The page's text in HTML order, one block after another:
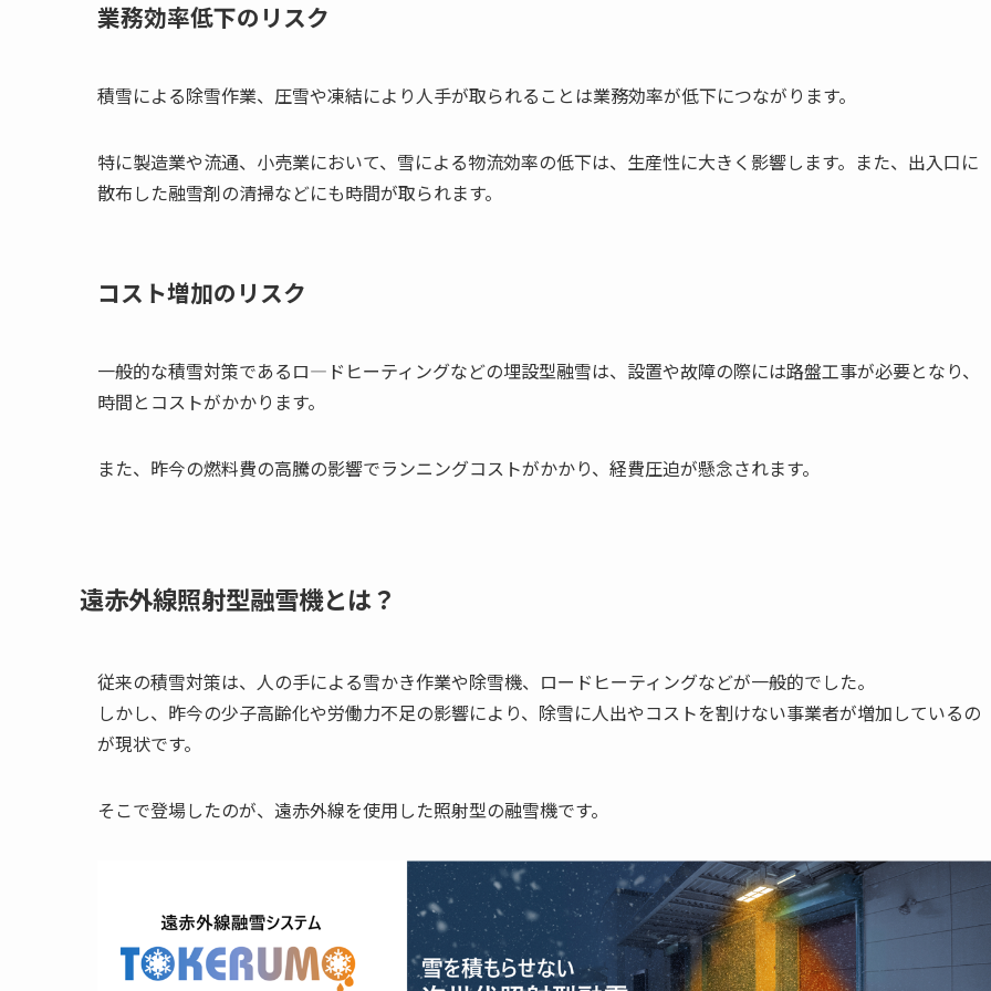
業務効率低下のリスク
積雪による除雪作業、圧雪や凍結により人手が取られることは業務効率が低下につながります。
特に製造業や流通、小売業において、雪による物流効率の低下は、生産性に大きく影響します。また、出入口に
散布した融雪剤の清掃などにも時間が取られます。
コスト増加のリスク
一般的な積雪対策であるロ―ドヒーティングなどの埋設型融雪は、設置や故障の際には路盤工事が必要となり、
時間とコストがかかります。
また、昨今の燃料費の高騰の影響でランニングコストがかかり、経費圧迫が懸念されます。
遠赤外線照射型融雪機とは？
従来の積雪対策は、人の手による雪かき作業や除雪機、ロードヒーティングなどが一般的でした。
しかし、昨今の少子高齢化や労働力不足の影響により、除雪に人出やコストを割けない事業者が増加しているの
が現状です。
そこで登場したのが、遠赤外線を使用した照射型の融雪機です。